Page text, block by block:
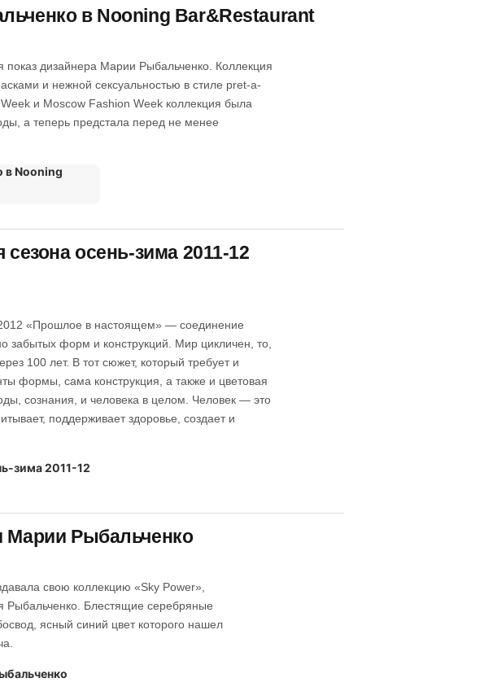
в Nooning Bar&Restaurant
показ дизайнера Марии Рыбальченко. Коллекция
и нежной сексуальностью в стиле pret-a-
и Moscow Fashion Week коллекция была
а теперь предстала перед не менее
осень-зима 2011-12
«Прошлое в настоящем» — соединение
форм и конструкций. Мир цикличен, то,
100 лет. В тот сюжет, который требует и
формы, сама конструкция, а также и цветовая
сознания, и человека в целом. Человек — это
поддерживает здоровье, создает и
Марии Рыбальченко
свою коллекцию «Sky Power»,
Рыбальченко. Блестящие серебряные
ясный синий цвет которого нашел